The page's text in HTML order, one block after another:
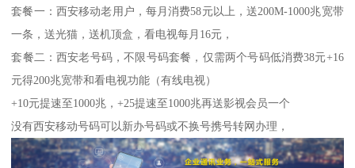
套餐一：西安移动老用户，每月消费58元以上，送200M-1000兆宽带
一条，送光猫，送机顶盒，看电视每月16元，
套餐二：西安老号码，不限号码套餐，仅需两个号码低消费38元+16
元得200兆宽带和看电视功能（有线电视）
+10元提速至1000兆，+25提速至1000兆再送影视会员一个
没有西安移动号码可以新办号码或不换号携号转网办理，